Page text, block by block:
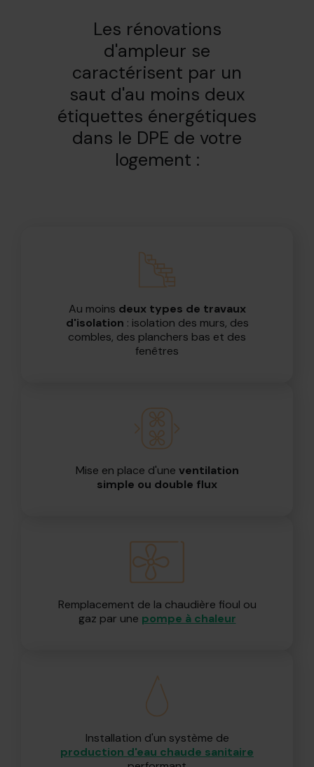
Les rénovations
d'ampleur se
caractérisent par un
saut d'au moins deux
étiquettes énergétiques
dans le DPE de votre
logement :
Au moins deux types de travaux
d'isolation : isolation des murs, des
combles, des planchers bas et des
fenêtres
Mise en place d'une ventilation
simple ou double flux
Remplacement de la chaudière fioul ou
gaz par une pompe à chaleur
Installation d'un système de
production d'eau chaude sanitaire